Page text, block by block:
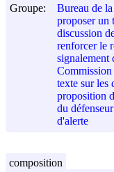
Groupe:
Bureau de
proposer un
discussion
renforcer le
signalement
Commission
texte sur les
proposition
du
d'alerte
composition